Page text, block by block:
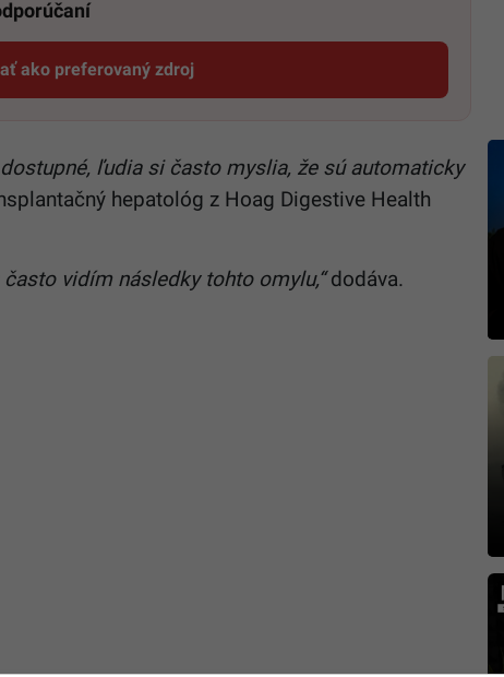
ako preferovaný zdroj
Startitup, odkaz sa otvorí v novom okne
ľudia si často myslia, že sú automaticky
hepatológ z Hoag Digestive Health
vidím následky tohto omylu,“dodáva.